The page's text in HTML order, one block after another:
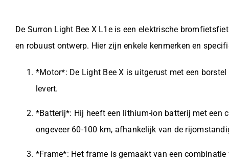
De Surron Light Bee X L1e is een elektrische
en robuust ontwerp. Hier zijn enkele kenmerken en
*Motor*: De Light Bee X is uitgerust met een
levert.
*Batterij*: Hij heeft een lithium-ion batterij met een
ongeveer 60-100 km, afhankelijk van de
*Frame*: Het frame is gemaakt van een